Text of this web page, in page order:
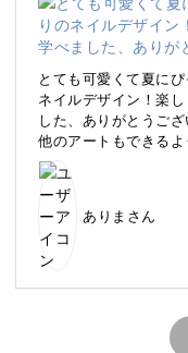
さが増すので、これ
そんな貝殻を取り入
な印象になりがち。
リゾートネイルには
と普段使いできると
そんな方に向けて、
とても可愛くて夏に
ネイルデザイン！楽し
した、ありがとうご
他のアートもできる
たいです😊
ありまさん